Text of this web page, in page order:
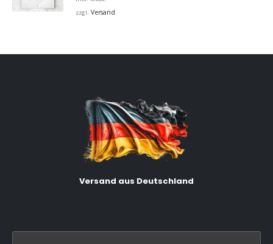
zzgl. Versand
Versand aus Deutschland